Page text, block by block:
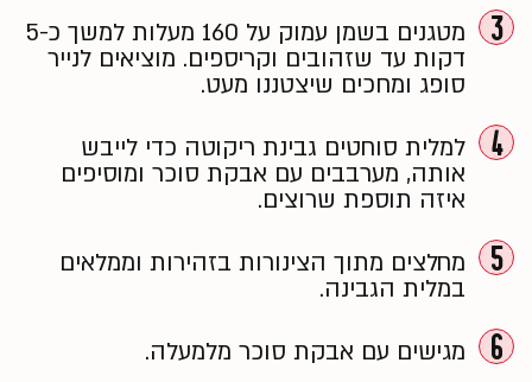
3
מטגנים בשמן עמוק על 160 מעלות למשך כ-5
דקות עד שזהובים וקריספים. מוציאים לנייר
סופג ומחכים שיצטננו מעט.
4
למלית סוחטים גבינת ריקוטה כדי לייבש
אותה, מערבבים עם אבקת סוכר ומוסיפים
איזה תוספת שרוצים.
5
מחלצים מתוך הצינורות בזהירות וממלאים
במלית הגבינה.
6 מגישים עם אבקת סוכר מלמעלה.